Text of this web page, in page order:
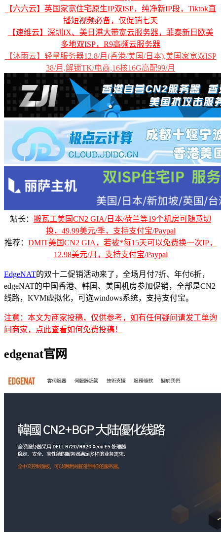
【六六云】英国家宽住宅原生IP双ISP，纯净新IP段，Tiktok直
播短视频必备，仅促销七天
【速维云】深圳IX、美日港大带宽云服务器，菲泰新日欧美
多地双ISP，R9高频云服务器
【沐雨云】轻量服务器12.8/月(香港/美国/日本),美国家宽双ISP
38/月,解锁TK/电商,16核16G高配99/月
站长： 搬瓦工美国CN2 GIA/日本/荷兰等19个机房可随意切
换，49.99美元/季，支持支付宝/Paypal
推荐： DMIT美国CN2 GIA，若被*每15天可以免费换一次IP，
12.98美元/月，支持支付宝/Paypal
EdgeNAT的双十二促销活动来了，全场月付7折、年付6折，
edgeNAT的中国香港、韩国、美国机房参加促销，全部是CN2
线路，KVM虚拟化，可选windows系统，支持支付宝。
注意：本文为商家投稿，仅供参考，如有任何疑问请发工单询
问商家，点此查看如何免费投稿！
edgenat官网